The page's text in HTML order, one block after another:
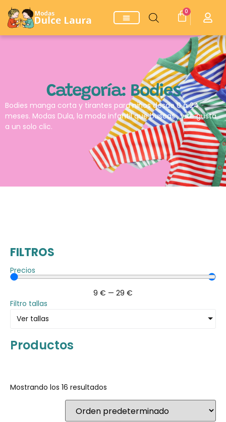
0
Categoría: Bodies
Bodies manga corta y tirantes para niños desde 0 a 24
meses. Modas Dula, la moda infantil que buscas , y te gusta
a un solo clic.
FILTROS
Precios
9 € — 29 €
Filtro tallas
Ver tallas
Productos
Mostrando los 16 resultados